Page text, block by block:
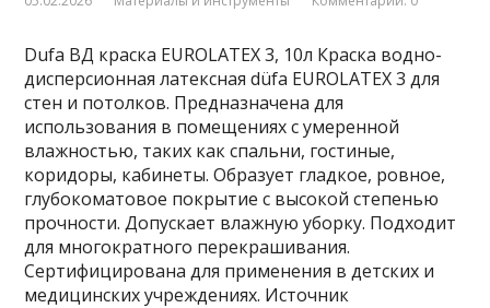
Dufa ВД краска EUROLATEX 3, 10л Краска водно-
дисперсионная латексная düfa EUROLATEX 3 для
стен и потолков. Предназначена для
использования в помещениях с умеренной
влажностью, таких как спальни, гостиные,
коридоры, кабинеты. Образует гладкое, ровное,
глубокоматовое покрытие с высокой степенью
прочности. Допускает влажную уборку. Подходит
для многократного перекрашивания.
Сертифицирована для применения в детских и
медицинских учреждениях. Источник